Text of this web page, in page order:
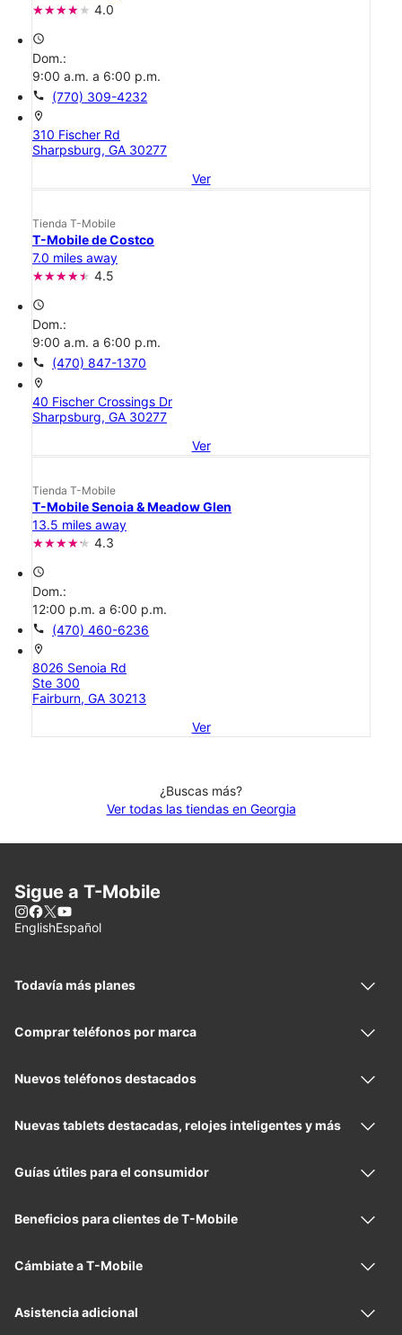
4.0
access_time
Dom.:
9:00 a.m. a 6:00 p.m.
call (770) 309-4232
location_on
310 Fischer Rd
Sharpsburg, GA 30277
Ver
Tienda T-Mobile
T-Mobile de Costco
7.0 miles away
4.5
access_time
Dom.:
9:00 a.m. a 6:00 p.m.
call (470) 847-1370
location_on
40 Fischer Crossings Dr
Sharpsburg, GA 30277
Ver
Tienda T-Mobile
T-Mobile Senoia & Meadow Glen
13.5 miles away
4.3
access_time
Dom.:
12:00 p.m. a 6:00 p.m.
call (470) 460-6236
location_on
8026 Senoia Rd
Ste 300
Fairburn, GA 30213
Ver
¿Buscas más?
Ver todas las tiendas en Georgia